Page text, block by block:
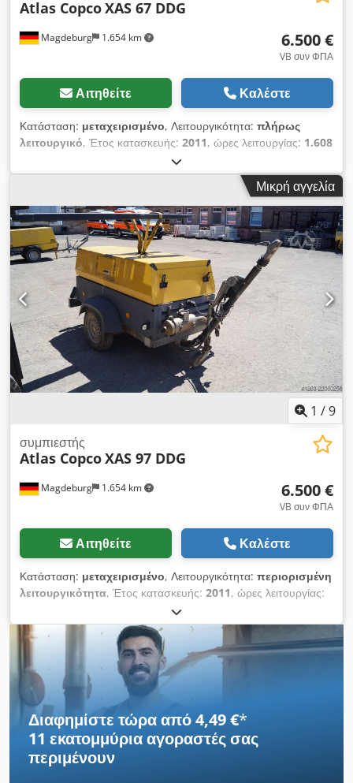
Magdeburg 1.654 km
Atlas CopcoXAS 67 DDG
6.500 €
VB συν ΦΠΑ
Αιτηθείτε Καλέστε
Κατάσταση: μεταχειρισμένο, Λειτουργικότητα: πλήρως
λειτουργικό, Έτος κατασκευής: 2011, ώρες λειτουργίας: 1.608
, Συμπιεστής Atlas Copco XAS 67 DDG, έτος κατασκευής
2011, 1608 ώρες λειτουργίας, παροχή όγκου 3,5 m³, ισχύς
έκτακτης ανάγκης 12,5 kVA, συνδέσεις: 1 x 230 Volt, 2 x 400
Volt, αριθμός σειράς YA3062565B0165591, διαθέσιμη άδεια
κυκλοφορίας. Csdpfx Ajzbiiveh Tsha
Μικρή αγγελία
1 /9
Magdeburg 1.654 km
συμπιεστής
Atlas CopcoXAS 97 DDG
6.500 €
VB συν ΦΠΑ
Αιτηθείτε Καλέστε
Κατάσταση: μεταχειρισμένο, Λειτουργικότητα: περιορισμένη
λειτουργικότητα, Έτος κατασκευής: 2011, ώρες λειτουργίας:
, Συμπιεστής Atlas Copco XAS 97 DDG, έτος
κατασκευής 2011, 1637 ώρες λειτουργίας, παροχή όγκου 5,3
m³, ισχύς έκτακτης ανάγκης 12,5 kVA, συνδέσεις: 1 x 230 Volt,
2 x 400 Volt, αρ. σειράς YA3062560C0262053, διαθέτει
έγκριση τύπου και άδεια κυκλοφορίας, 1 στρεπτός άξονας είναι
λυγισμένος, λείπει το κάλυμμα ιμάντα, λείπει το πλέγμα
ανεμιστήρα. Chodpfxjzbiico Ah Tja
Διαφημίστε τώρα από 4,49 €*
11 εκατομμύρια αγοραστέςσας
περιμένουν